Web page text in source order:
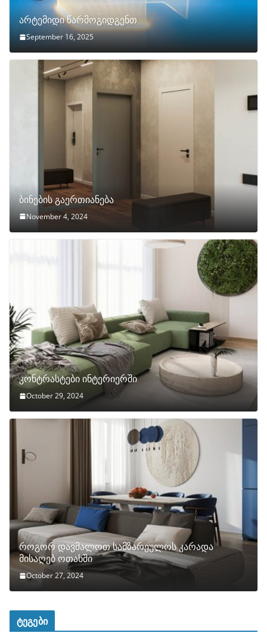
არტემიდი წარმოგიდგენთ
September 16, 2025
ბინების გაერთიანება
November 4, 2024
კონტრასტები ინტერიერში
October 29, 2024
როგორ დავმალოთ სამზარეულოს კარადა
მისაღებ ოთახში
October 27, 2024
ტეგები